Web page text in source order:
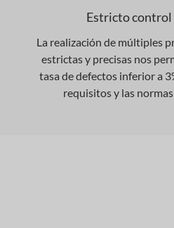
Estricto control
La realización de múltiples
estrictas y precisas nos
tasa de defectos inferior a
requisitos y las